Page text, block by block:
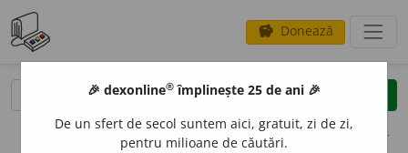
savings Donează
clear
opțiuni
🎉 dexonline® împlinește 25 de ani 🎉
De un sfert de secol suntem aici, gratuit, zi de zi,
pentru milioane de căutări.